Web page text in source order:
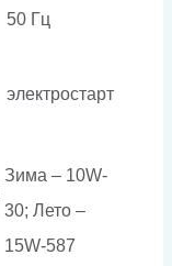
50 Гц
электростарт
Зима – 10W-
30; Лето –
15W-587